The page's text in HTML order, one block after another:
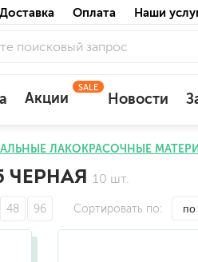
Доставка Оплата Наши
для минеральных
по штукатурке
Акции
SALE
Новости
ЛАКОКРАСОЧНЫЕ
ЧЕРНАЯ 10 шт.
48 96 Сортировать по